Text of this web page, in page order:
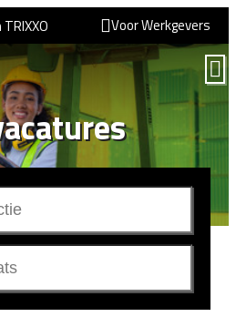
Voor Werkgevers